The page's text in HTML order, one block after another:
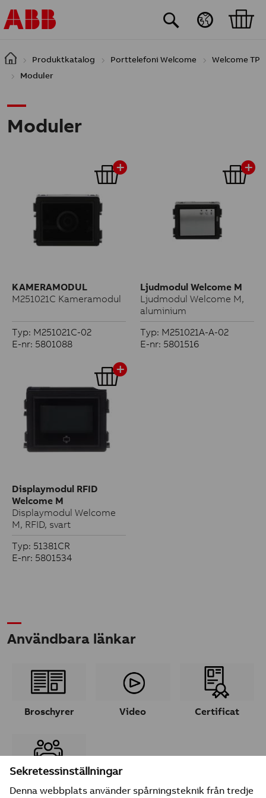
Hoppa till huvudinnehåll
Produktkatalog Porttelefoni Welcome
Welcome TP
Moduler
Moduler
KAMERAMODUL
M251021C Kameramodul
Typ: M251021C-02
E-nr: 5801088
Ljudmodul Welcome M
Ljudmodul Welcome M,
aluminium
Typ: M251021A-A-02
E-nr: 5801516
Displaymodul RFID
Welcome M
Displaymodul Welcome
M, RFID, svart
Typ: 51381CR
E-nr: 5801534
Användbara länkar
Broschyrer Video Certificat